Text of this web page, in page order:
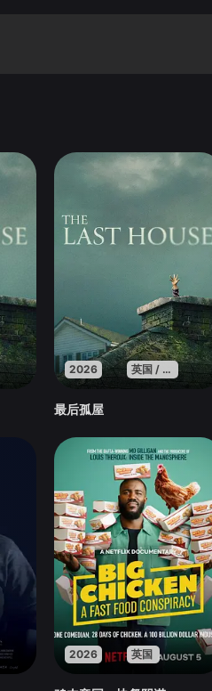
2026 英国 / 法国 / 美国
最后孤屋
2026 英国